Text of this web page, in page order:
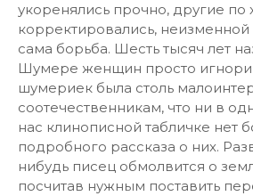
укоренялись прочно, другие по
корректировались, неизменной
сама борьба. Шесть тысяч лет
Шумере женщин просто
шумериек была столь
соотечественникам, что ни в
нас клинописной табличке нет
подробного рассказа о них.
нибудь писец обмолвится о
посчитав нужным поставить